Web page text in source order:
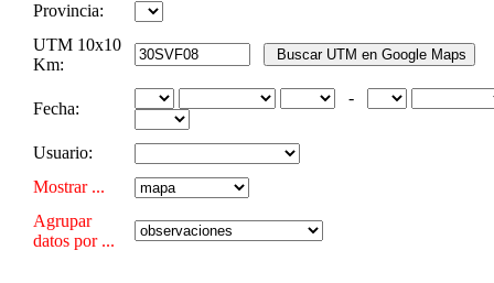
Provincia:
UTM 10x10
Km:
Fecha:
-
Usuario:
Mostrar ...
Agrupar
datos por ...